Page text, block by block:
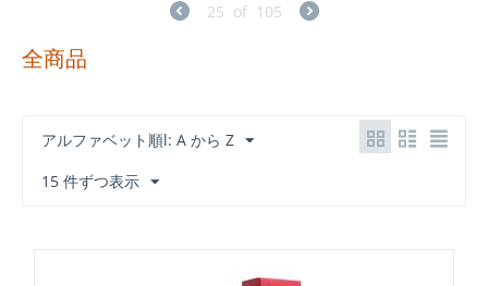
25 of 105
全商品
アルファベット順l: A から Z
15 件ずつ表示